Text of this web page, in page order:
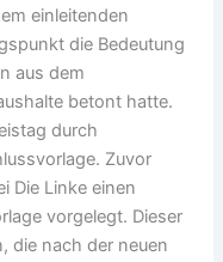
einleitenden
die Bedeutung
aus dem
betont hatte.
durch
Zuvor
Die Linke einen
vorgelegt. Dieser
die nach der neuen